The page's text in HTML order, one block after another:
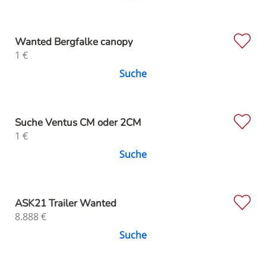
Wanted Bergfalke canopy
1 €
Suche
Suche Ventus CM oder 2CM
1 €
Suche
ASK21 Trailer Wanted
8.888€
Suche